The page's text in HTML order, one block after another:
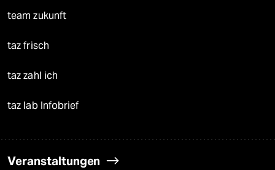
team zukunft
taz frisch
taz zahl ich
taz lab Infobrief
Veranstaltungen